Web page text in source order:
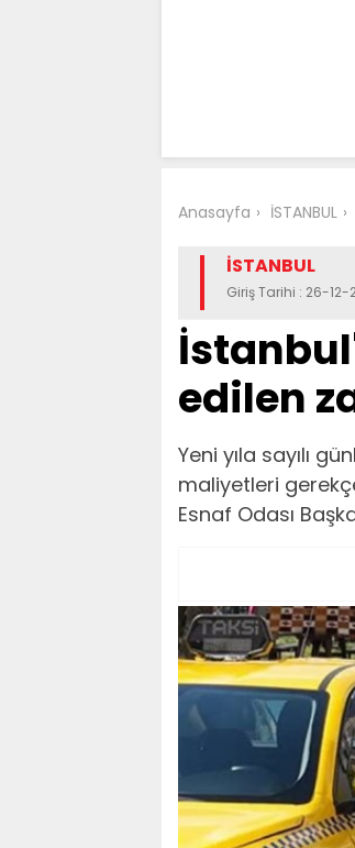
Anasayfa İSTANBUL
İSTANBUL
Giriş Tarihi : 26-12-
edilen
Yeni yıla sayılı
maliyetleri
Esnaf Odası